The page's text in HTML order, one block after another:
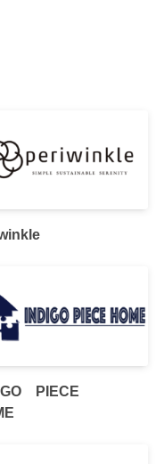
PIECE